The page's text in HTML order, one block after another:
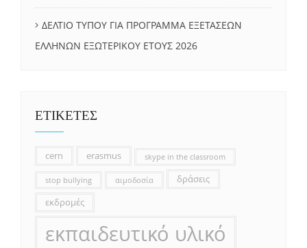
ΔΕΛΤΙΟ ΤΥΠΟΥ ΓΙΑ ΠΡΟΓΡΑΜΜΑ ΕΞΕΤΑΣΕΩΝ
ΕΛΛΗΝΩΝ ΕΞΩΤΕΡΙΚΟΥ ΕΤΟΥΣ 2026
ΕΤΙΚΕΤΕΣ
cern erasmus skype in the classroom
stop bullying αιμοδοσία
δράσεις
εκδρομές
εκπαιδευτικό υλικό